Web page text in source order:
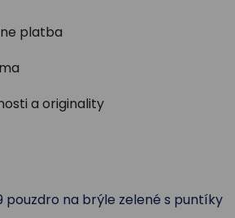
pouzdro na brýle zelené s puntíky
platba
a originality